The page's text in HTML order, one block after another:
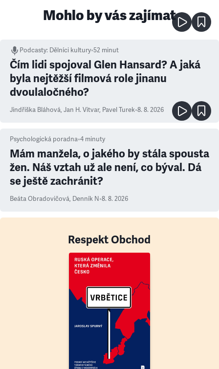
Mohlo by vás zajímat
Podcasty: Dělníci kultury•52 minut
Čím lidi spojoval Glen Hansard? A jaká
byla nejtěžší filmová role jinanu
dvoulaločného?
Jindřiška Bláhová, Jan H. Vitvar, Pavel Turek•8. 8. 2026
Psychologická poradna•4 minuty
Mám manžela, o jakého by stála spousta
žen. Náš vztah už ale není, co býval. Dá
se ještě zachránit?
Beáta Obradovičová, Denník N•8. 8. 2026
Respekt Obchod